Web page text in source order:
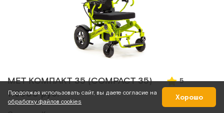
MET КОМПАКТ 35 (COMPACT 35) 5
119900 руб.
Продолжая использовать сайт, вы даете согласие на
обработку файлов cookies
Хорошо